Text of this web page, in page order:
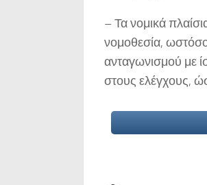
– Τα νομικά
νομοθεσία,
ανταγωνισμού με
στους ελέγχους,